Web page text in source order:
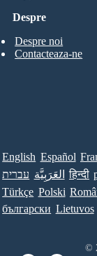
Despre
Despre noi
Contacteaza-ne
English Español
עברית العَرَبِيَّة हिन्दी
Türkçe Polski
български Lietuvos
©